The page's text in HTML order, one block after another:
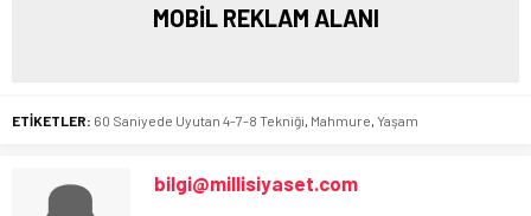
MOBİL REKLAM ALANI
ETİKETLER: 60 Saniyede Uyutan 4-7-8 Tekniği, Mahmure, Yaşam
bilgi@millisiyaset.com